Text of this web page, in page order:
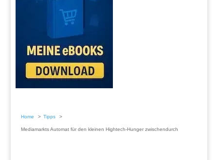
Home Tipps
Mediamarkts Automat für den kleinen Hightech-Hunger zwischendurch